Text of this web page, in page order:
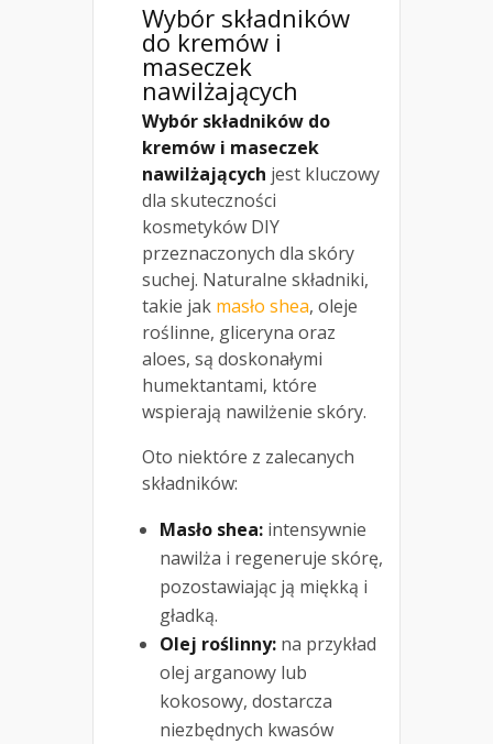
Wybór składników
do kremów i
maseczek
nawilżających
Wybór składników do
kremów i maseczek
nawilżających jest kluczowy
dla skuteczności
kosmetyków DIY
przeznaczonych dla skóry
suchej. Naturalne składniki,
takie jak masło shea, oleje
roślinne, gliceryna oraz
aloes, są doskonałymi
humektantami, które
wspierają nawilżenie skóry.
Oto niektóre z zalecanych
składników:
Masło shea: intensywnie
nawilża i regeneruje skórę,
pozostawiając ją miękką i
gładką.
Olej roślinny: na przykład
olej arganowy lub
kokosowy, dostarcza
niezbędnych kwasów